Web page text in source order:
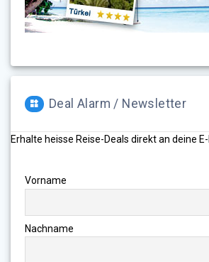
Deal Alarm / Newsletter
Erhalte heisse Reise-Deals direkt an deine
Vorname
Nachname